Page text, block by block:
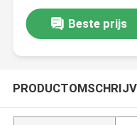
Beste prijs